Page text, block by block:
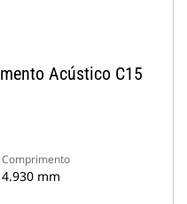
Acústico C15
Comprimento
4.930 mm